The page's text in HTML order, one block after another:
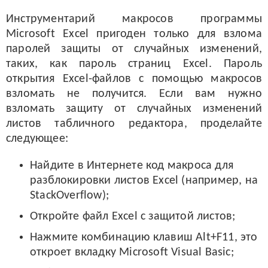
Инструментарий макросов программы
Microsoft Excel пригоден только для взлома
паролей защиты от случайных изменений,
таких, как пароль страниц Excel. Пароль
открытия Excel-файлов с помощью макросов
взломать не получится. Если вам нужно
взломать защиту от случайных изменений
листов табличного редактора, проделайте
следующее:
Найдите в Интернете код макроса для
разблокировки листов Excel (например, на
StackOverflow);
Откройте файл Excel с защитой листов;
Нажмите комбинацию клавиш Alt+F11, это
откроет вкладку Microsoft Visual Basic;